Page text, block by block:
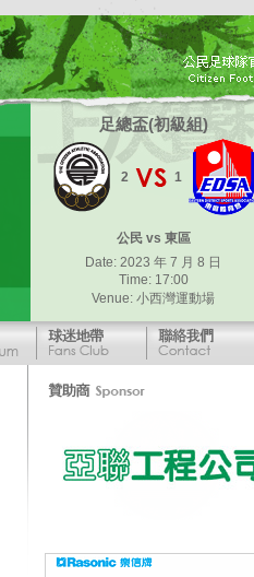
足總盃(初級組)
2 1
公民 vs 東區
Date: 2023 年 7 月 8 日
Time: 17:00
Venue: 小西灣運動場